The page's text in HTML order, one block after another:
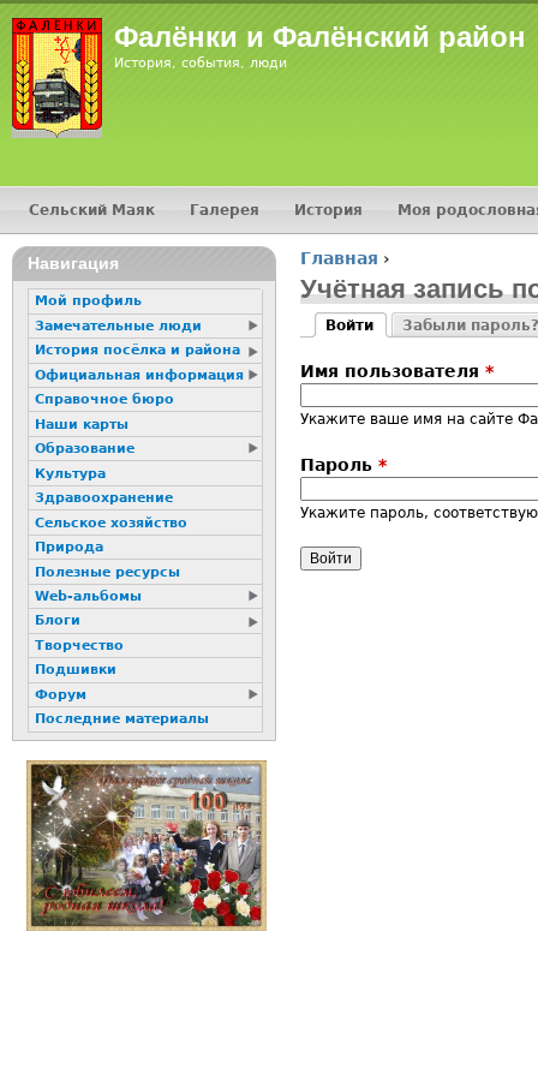
Фалёнки и Фалёнский район
История, события, люди
Вы здесь
Главная ›
Учётная запись
Главные
Войти
Забыли пароль?
Имя пользователя *
Укажите ваше имя на сайте
Пароль *
Укажите пароль,
Главное меню
Сельский Маяк Галерея История Моя
16+
Навигация
Мой профиль
Замечательные люди
История посёлка и района
Официальная информация
Справочное бюро
Наши карты
Образование
Культура
Здравоохранение
Сельское хозяйство
Природа
Полезные ресурсы
Web-альбомы
Блоги
Творчество
Подшивки
Форум
Последние материалы